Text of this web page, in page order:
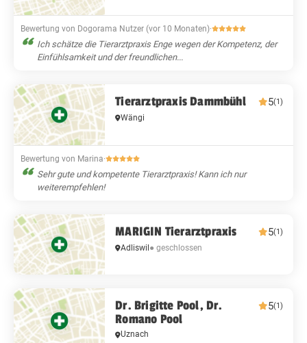
Bewertung von Dogorama Nutzer (vor 10 Monaten)·
Ich schätze die Tierarztpraxis Enge wegen der Kompetenz, der
Einfühlsamkeit und der freundlichen...
Tierarztpraxis Dammbühl 5(1)
Wängi
Bewertung von Marina·
Sehr gute und kompetente Tierarztpraxis! Kann ich nur
weiterempfehlen!
MARIGIN Tierarztpraxis 5(1)
Adliswil● geschlossen
Dr. Brigitte Pool, Dr.
Romano Pool
5(1)
Uznach